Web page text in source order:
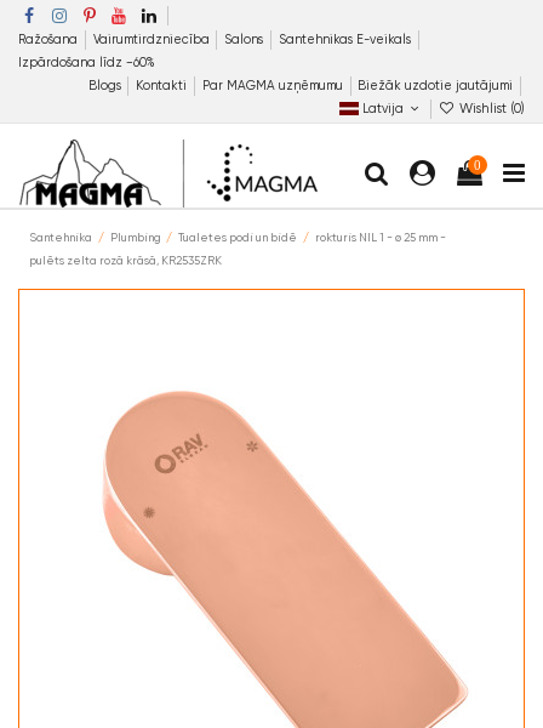
Ražošana Vairumtirdzniecība Salons
Santehnikas E-veikals
Izpārdošana līdz −60%
Blogs
Kontakti Par MAGMA uzņēmumu
Biežāk uzdotie jautājumi
Latvija
Wishlist (0)
0
Santehnika Plumbing Tualetes podi un bidē
rokturis NIL 1 - ø 25 mm -
pulēts zelta rozā krāsā, KR2535ZRK